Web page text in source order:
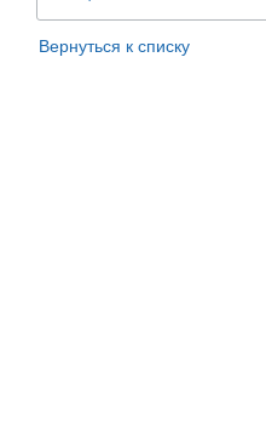
Вернуться к списку